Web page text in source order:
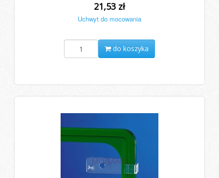
21,53 zł
Uchwyt do mocowania
do koszyka